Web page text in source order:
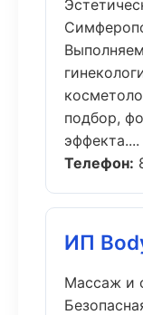
подбор,
эффекта....
Телефон:
ИП
Массаж и